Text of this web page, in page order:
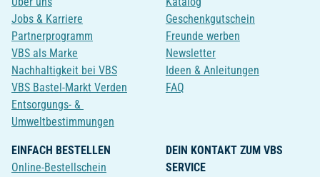
Jobs & Karriere
Partnerprogramm
VBS als Marke
Nachhaltigkeit bei VBS
VBS Bastel-Markt Verden
Entsorgungs- &
Umweltbestimmungen
Geschenkgutschein
Freunde werben
Newsletter
Ideen & Anleitungen
FAQ
EINFACH BESTELLEN
Online-Bestellschein
DEIN KONTAKT ZUM VBS
SERVICE